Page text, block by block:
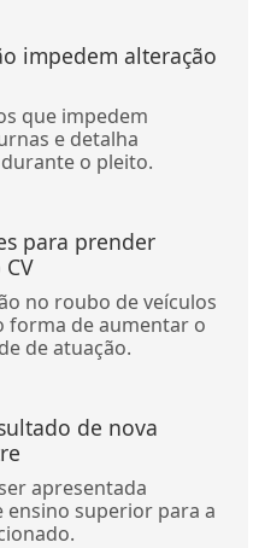
impedem alteração
que impedem
e detalha
o pleito.
para prender
no roubo de veículos
forma de aumentar o
de atuação.
de nova
apresentada
superior para a